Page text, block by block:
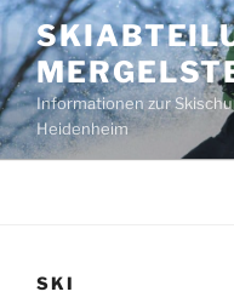
Zum
Inhalt
springen
Informationen zur
Heidenheim
SKI